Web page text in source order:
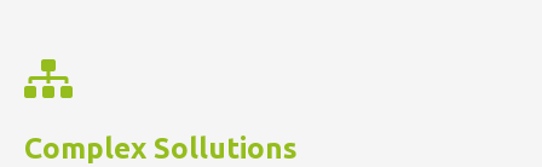
Complex Sollutions